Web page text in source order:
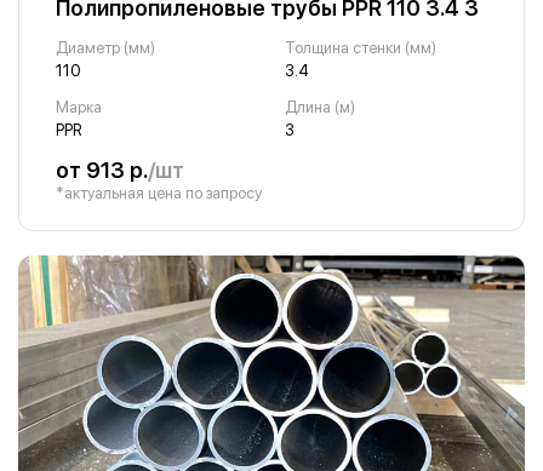
Полипропиленовые трубы PPR 110 3.4 3
Диаметр (мм)
110
Толщина стенки (мм)
3.4
Марка
PPR
Длина (м)
3
от 913 р./шт
*актуальная цена по запросу